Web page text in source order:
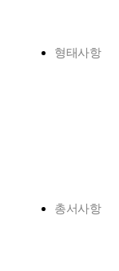
형태사항
총서사항